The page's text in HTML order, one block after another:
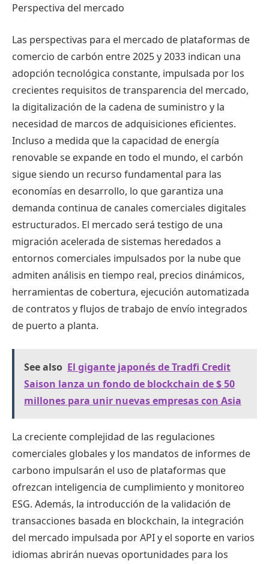
Perspectiva del mercado
Las perspectivas para el mercado de plataformas de
comercio de carbón entre 2025 y 2033 indican una
adopción tecnológica constante, impulsada por los
crecientes requisitos de transparencia del mercado,
la digitalización de la cadena de suministro y la
necesidad de marcos de adquisiciones eficientes.
Incluso a medida que la capacidad de energía
renovable se expande en todo el mundo, el carbón
sigue siendo un recurso fundamental para las
economías en desarrollo, lo que garantiza una
demanda continua de canales comerciales digitales
estructurados. El mercado será testigo de una
migración acelerada de sistemas heredados a
entornos comerciales impulsados ​​por la nube que
admiten análisis en tiempo real, precios dinámicos,
herramientas de cobertura, ejecución automatizada
de contratos y flujos de trabajo de envío integrados
de puerto a planta.
See also El gigante japonés de Tradfi Credit
Saison lanza un fondo de blockchain de $ 50
millones para unir nuevas empresas con Asia
La creciente complejidad de las regulaciones
comerciales globales y los mandatos de informes de
carbono impulsarán el uso de plataformas que
ofrezcan inteligencia de cumplimiento y monitoreo
ESG. Además, la introducción de la validación de
transacciones basada en blockchain, la integración
del mercado impulsada por API y el soporte en varios
idiomas abrirán nuevas oportunidades para los